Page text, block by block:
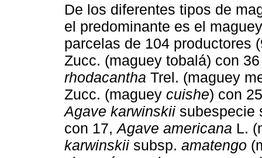
De los diferentes tipos de
el predominante es el
parcelas de 104 productores
Zucc. (maguey tobalá) con
rhodacantha Trel. (maguey
Zucc. (maguey cuishe) con
Agave karwinskii subespecie
con 17,Agave americana L.
karwinskii subsp. amatengo